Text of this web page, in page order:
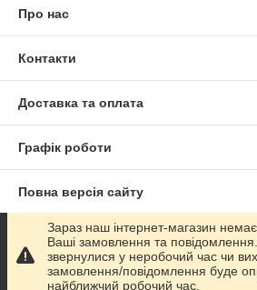
Про нас
Контакти
Доставка та оплата
Графік роботи
Повна версія сайту
Сайт створено на маркетплейсі
Політика конфіденційності
Зараз наш інтернет-магазин
Ваші замовлення та
звернулися у неробочий час чи
замовлення/повідомлення буде
найближчий робочий час.